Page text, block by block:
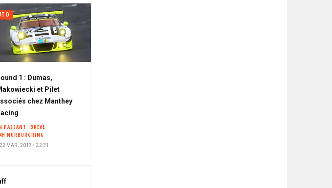
1 : Dumas,
et Pilet
chez Manthey
PASSANT
BRÈVE
NÜRBURGRING
22 MAR. 2017 • 22:31